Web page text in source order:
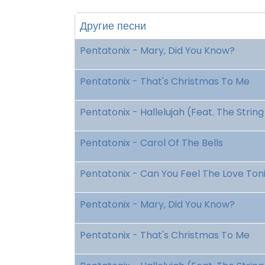
Другие песни
Pentatonix - Mary, Did You Know?
Pentatonix - That's Christmas To Me
Pentatonix - Hallelujah (Feat. The
Pentatonix - Carol Of The Bells
Pentatonix - Can You Feel The Love
Pentatonix - Mary, Did You Know?
Pentatonix - That's Christmas To Me